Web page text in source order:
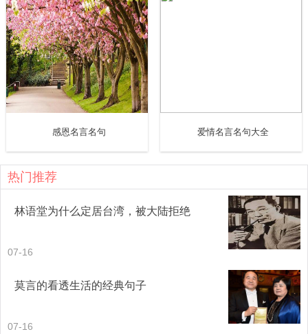
像阳光一样无所不在，他那熟悉的嗓音永远不会消沉。
21、The worst way to miss someone is to be sitting
right beside them knowing you can't have them.失去某人，
最糟糕的莫过于，他近在身旁，却犹如远在天边。
英语爱情名言 英语名言名句 英语名言警句
共3页 【2】 【3】
感恩名言名句 爱情名言名句大全
热门推荐
林语堂为什么定居台湾，被大陆拒绝
07-16
莫言的看透生活的经典句子
07-16